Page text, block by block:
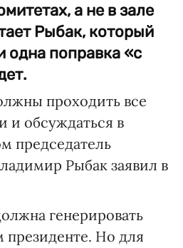
а не в зале
Рыбак, который
одна поправка «с
проходить все
и обсуждаться в
председатель
Рыбак заявил в
генерировать
Но для